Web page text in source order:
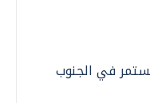
في الجنوب